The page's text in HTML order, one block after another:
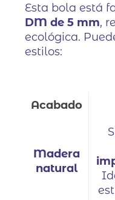
Esta bola está
DM de 5 mm,
ecológica.
estilos:
Acabado
Madera
natural